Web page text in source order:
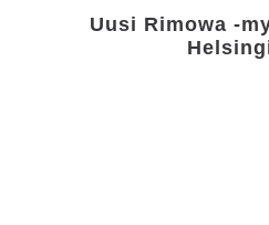
Uusi Rimowa -